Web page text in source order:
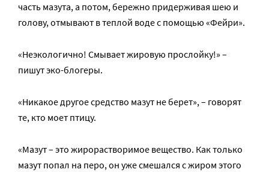
часть мазута, а потом, бережно придерживая шею и
голову, отмывают в теплой воде с помощью «Фейри».
«Неэкологично! Смывает жировую прослойку!» –
пишут эко-блогеры.
«Никакое другое средство мазут не берет», – говорят
те, кто моет птицу.
«Мазут – это жирорастворимое вещество. Как только
мазут попал на перо, он уже смешался с жиром этого